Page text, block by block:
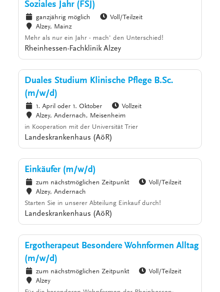
Soziales Jahr (FSJ)
ganzjährig möglich
Voll/Teilzeit
Alzey, Mainz
Mehr als nur ein Jahr - mach' den Unterschied!
Rheinhessen-Fachklinik Alzey
Duales Studium Klinische Pflege B.Sc.
(m/w/d)
1. April oder 1. Oktober
Vollzeit
Alzey, Andernach, Meisenheim
in Kooperation mit der Universität Trier
Landeskrankenhaus (AöR)
Einkäufer (m/w/d)
zum nächstmöglichen Zeitpunkt
Voll/Teilzeit
Alzey, Andernach
Starten Sie in unserer Abteilung Einkauf durch!
Landeskrankenhaus (AöR)
Ergotherapeut Besondere Wohnformen Alltag
(m/w/d)
zum nächstmöglichen Zeitpunkt
Voll/Teilzeit
Alzey